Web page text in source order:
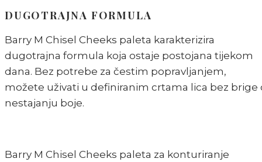
DUGOTRAJNA FORMULA
Barry M Chisel Cheeks paleta karakterizira
dugotrajna formula koja ostaje postojana tijekom
dana. Bez potrebe za čestim popravljanjem,
možete uživati u definiranim crtama lica bez brige
nestajanju boje.
Barry M Chisel Cheeks paleta za konturiranje